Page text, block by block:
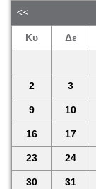
Κυ Δε
2 3
9 10
16 17
23 24
30 31